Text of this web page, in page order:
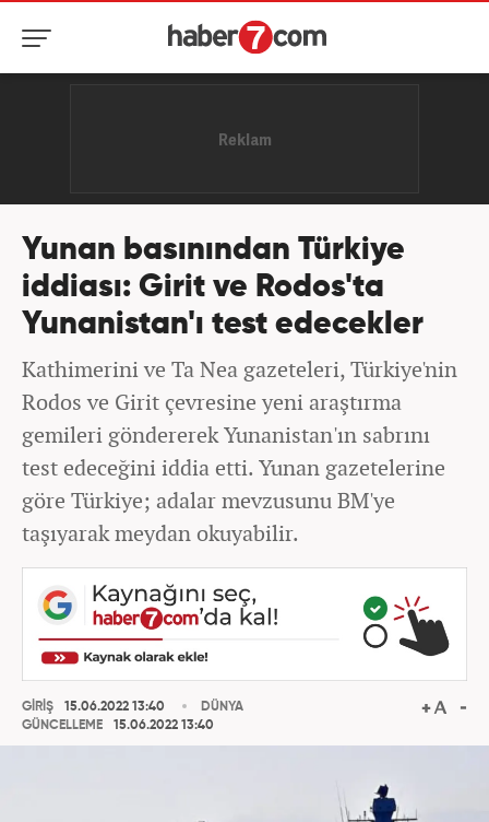
Yunan basınından Türkiye
iddiası: Girit ve Rodos'ta
Yunanistan'ı test edecekler
Kathimerini ve Ta Nea gazeteleri, Türkiye'nin
Rodos ve Girit çevresine yeni araştırma
gemileri göndererek Yunanistan'ın sabrını
test edeceğini iddia etti. Yunan gazetelerine
göre Türkiye; adalar mevzusunu BM'ye
taşıyarak meydan okuyabilir.
GİRİŞ
15.06.2022 13:40
GÜNCELLEME
15.06.2022 13:40
DÜNYA